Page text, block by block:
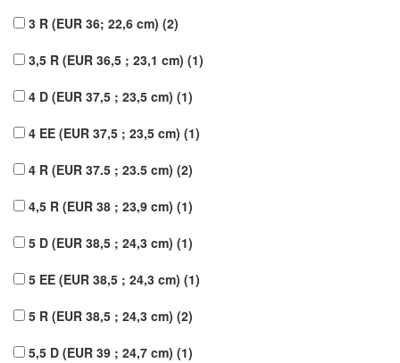
3 R (EUR 36; 22,6 cm) (2)
3,5 R (EUR 36,5 ; 23,1 cm) (1)
4 D (EUR 37,5 ; 23,5 cm) (1)
4 EE (EUR 37,5 ; 23,5 cm) (1)
4 R (EUR 37.5 ; 23.5 cm) (2)
4,5 R (EUR 38 ; 23,9 cm) (1)
5 D (EUR 38,5 ; 24,3 cm) (1)
5 EE (EUR 38,5 ; 24,3 cm) (1)
5 R (EUR 38,5 ; 24,3 cm) (2)
5,5 D (EUR 39 ; 24,7 cm) (1)